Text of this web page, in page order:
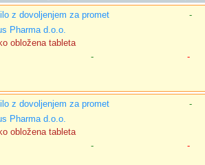
z dovoljenjem za promet -
Pharma d.o.o.
obložena tableta
- -
z dovoljenjem za promet -
Pharma d.o.o.
obložena tableta
- -